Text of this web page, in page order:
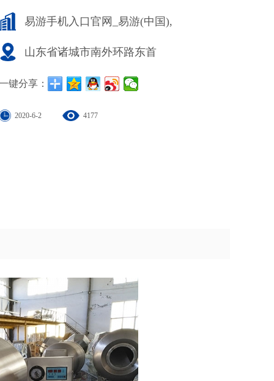
易游手机入口官网_易游(中国),
山东省诸城市南外环路东首
键分享：
2020-6-2 4177